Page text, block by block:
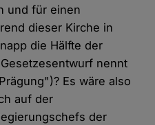
und für einen
dieser Kirche in
die Hälfte der
nennt
Es wäre also
auf der
der